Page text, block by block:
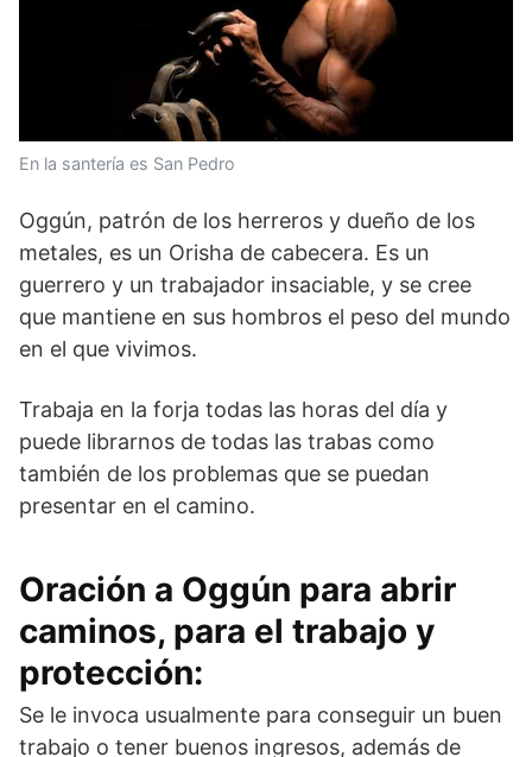
En la santería es San Pedro
Oggún, patrón de los herreros y dueño de los
metales, es un Orisha de cabecera. Es un
guerrero y un trabajador insaciable, y se cree
que mantiene en sus hombros el peso del mundo
en el que vivimos.
Trabaja en la forja todas las horas del día y
puede librarnos de todas las trabas como
también de los problemas que se puedan
presentar en el camino.
Oración a Oggún para abrir
caminos, para el trabajo y
protección:
Se le invoca usualmente para conseguir un buen
trabajo o tener buenos ingresos, además de